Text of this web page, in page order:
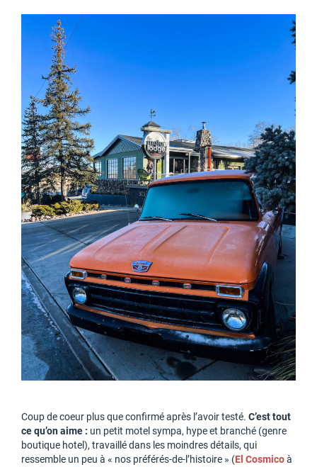
Coup de coeur plus que confirmé après l’avoir testé. C’est tout
ce qu’on aime : un petit motel sympa, hype et branché (genre
boutique hotel), travaillé dans les moindres détails, qui
ressemble un peu à « nos préférés-de-l’histoire » (El Cosmicoà